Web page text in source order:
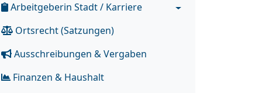
Arbeitgeberin Stadt / Karriere
Ortsrecht (Satzungen)
Ausschreibungen & Vergaben
Finanzen & Haushalt